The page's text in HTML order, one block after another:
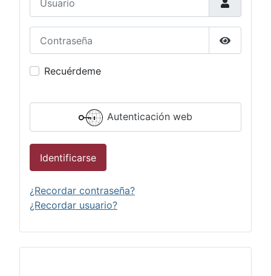
Mostrar
Recuérdeme
Autenticación web
Identificarse
¿Recordar contraseña?
¿Recordar usuario?